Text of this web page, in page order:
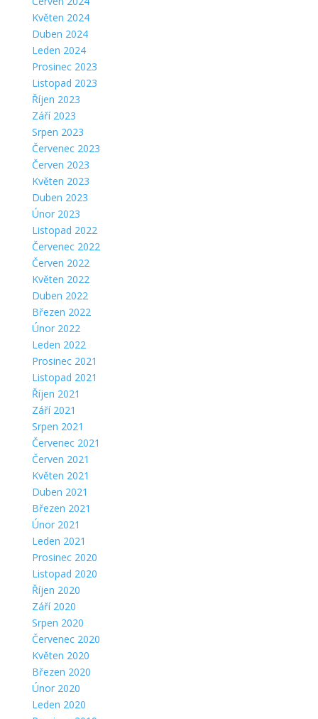
Květen 2024
Duben 2024
Leden 2024
Prosinec 2023
Listopad 2023
Říjen 2023
Září 2023
Srpen 2023
Červenec 2023
Červen 2023
Květen 2023
Duben 2023
Únor 2023
Listopad 2022
Červenec 2022
Červen 2022
Květen 2022
Duben 2022
Březen 2022
Únor 2022
Leden 2022
Prosinec 2021
Listopad 2021
Říjen 2021
Září 2021
Srpen 2021
Červenec 2021
Červen 2021
Květen 2021
Duben 2021
Březen 2021
Únor 2021
Leden 2021
Prosinec 2020
Listopad 2020
Říjen 2020
Září 2020
Srpen 2020
Červenec 2020
Květen 2020
Březen 2020
Únor 2020
Leden 2020